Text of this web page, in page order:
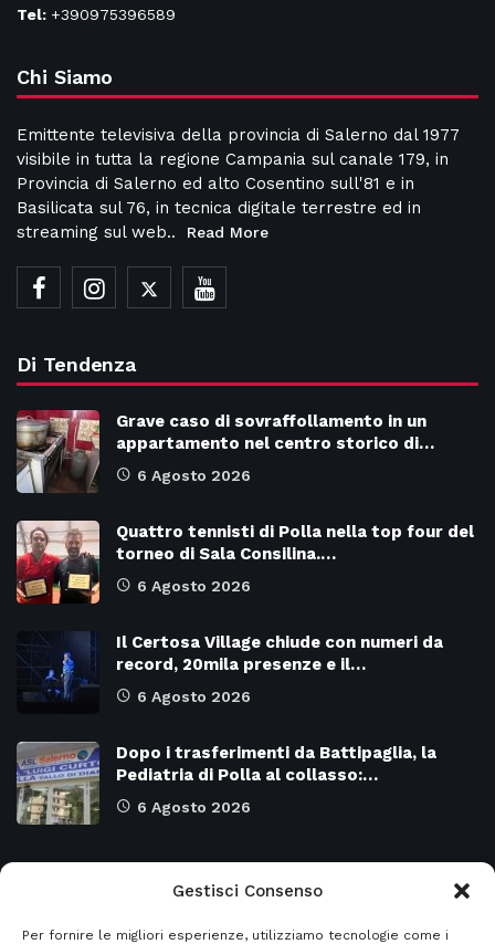
Gestisci Consenso
Per fornire le migliori esperienze, utilizziamo tecnologie come i
Tel: +390975396589
Chi Siamo
Emittente televisiva della provincia di Salerno dal 1977
visibile in tutta la regione Campania sul canale 179, in
Provincia di Salerno ed alto Cosentino sull'81 e in
Basilicata sul 76, in tecnica digitale terrestre ed in
streaming sul web..
Read More
Di Tendenza
Grave caso di sovraffollamento in un
appartamento nel centro storico di…
6 Agosto 2026
Quattro tennisti di Polla nella top four del
torneo di Sala Consilina.…
6 Agosto 2026
Il Certosa Village chiude con numeri da
record, 20mila presenze e il…
6 Agosto 2026
Dopo i trasferimenti da Battipaglia, la
Pediatria di Polla al collasso:…
6 Agosto 2026
Attualità 8966